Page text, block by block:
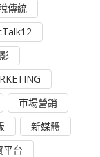
傳統
市場營銷
新媒體
平台